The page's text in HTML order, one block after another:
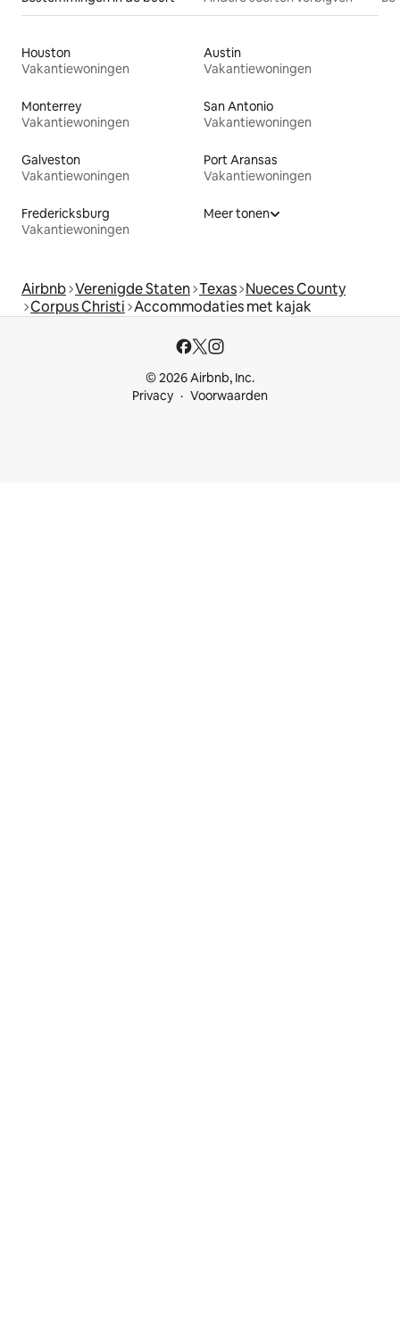
Houston
Vakantiewoningen
Austin
Vakantiewoningen
Monterrey
Vakantiewoningen
San Antonio
Vakantiewoningen
Galveston
Vakantiewoningen
Port Aransas
Vakantiewoningen
Fredericksburg
Vakantiewoningen
Meer tonen
Airbnb Verenigde Staten Texas Nueces County
Corpus Christi Accommodaties met kajak
© 2026 Airbnb, Inc.
Privacy
Voorwaarden